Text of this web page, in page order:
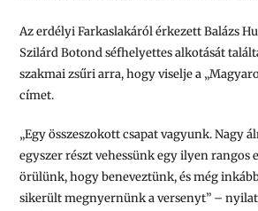
Az erdélyi Farkaslakáról érkezett Balázs
Szilárd Botond séfhelyettes alkotását
szakmai zsűri arra, hogy viselje a
címet.
„Egy összeszokott csapat vagyunk. Nagy
egyszer részt vehessünk egy ilyen rangos
örülünk, hogy beneveztünk, és még
sikerült megnyernünk a versenyt” –